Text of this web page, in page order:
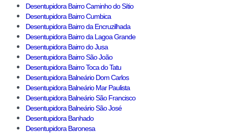
Desentupidora Bairro Caminho do Sítio
Desentupidora Bairro Cumbica
Desentupidora Bairro da Encruzilhada
Desentupidora Bairro da Lagoa Grande
Desentupidora Bairro do Jusa
Desentupidora Bairro São João
Desentupidora Bairro Toca do Tatu
Desentupidora Balneário Dom Carlos
Desentupidora Balneário Mar Paulista
Desentupidora Balneário São Francisco
Desentupidora Balneário São José
Desentupidora Banhado
Desentupidora Baronesa